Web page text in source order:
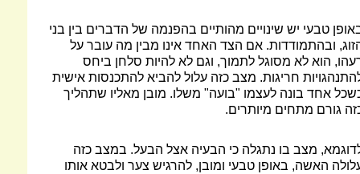
טבעי יש שינויים מהותיים בהפנמה של הדברים בין בני
ובהתמודדות. אם הצד האחד אינו מבין מה עובר על
הוא לא מסוגל לתמוך, וגם לא להיות סלחן ביחס
חריגות. מצב כזה עלול להביא להתכנסות אישית
אחד בונה לעצמו "בועה" משלו. מובן מאליו שתהליך
גורם מתחים מיותרים.
מצב בו נתגלה כי הבעיה אצל הבעל. במצב כזה
האשה, באופן טבעי ומובן, להרגיש צער ולבטא אותו